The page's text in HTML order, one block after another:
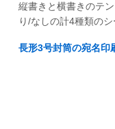
縦書きと横書きのテ
り/なしの計4種類のシ
長形3号封筒の宛名印